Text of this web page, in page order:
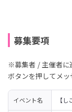
募集要項
※募集者 / 主催者に
ボタンを押してメッ
イベント名 【